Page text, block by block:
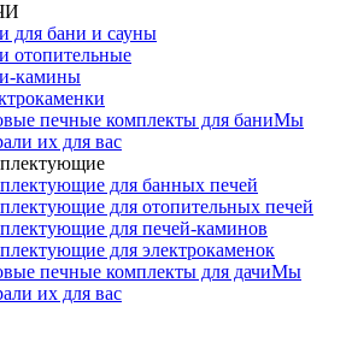
для бани и сауны
отопительные
камины
печные комплекты для баниМы
их для вас
для банных печей
для отопительных печей
для печей-каминов
для электрокаменок
печные комплекты для дачиМы
их для вас